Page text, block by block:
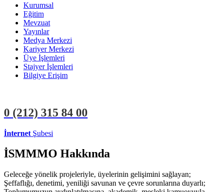
Kurumsal
Eğitim
Mevzuat
Yayınlar
Medya Merkezi
Kariyer Merkezi
Üye İşlemleri
Stajyer İşlemleri
Bilgiye Erişim
0 (212) 315 84 00
İnternet Şubesi
İSMMMO Hakkında
Geleceğe yönelik projeleriyle, üyelerinin gelişimini sağlayan;
Şeffaflığı, denetimi, yeniliği savunan ve çevre sorunlarına duyarlı;